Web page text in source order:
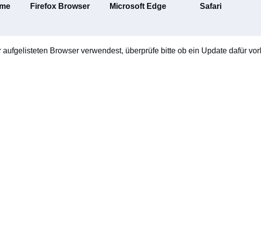
Firefox Browser Microsoft Edge Safari
Browser verwendest, überprüfe bitte ob ein Update dafür